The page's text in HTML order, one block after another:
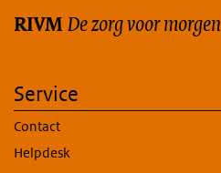
RIVM De zorg voor morgen
Service
Contact
Helpdesk